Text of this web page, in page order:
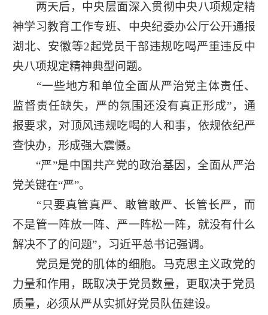
两天后，中央层面深入贯彻中央八项规定精
神学习教育工作专班、中央纪委办公厅公开通报
湖北、安徽等2起党员干部违规吃喝严重违反中
央八项规定精神典型问题。
“一些地方和单位全面从严治党主体责任、
监督责任缺失，严的氛围还没有真正形成”，通
报要求，对顶风违规吃喝的人和事，依规依纪严
查快办，形成强大震慑。
“严”是中国共产党的政治基因，全面从严治
党关键在“严”。
“只要真管真严、敢管敢严、长管长严，而
不是管一阵放一阵、严一阵松一阵，就没有什么
解决不了的问题”，习近平总书记强调。
党员是党的肌体的细胞。马克思主义政党的
力量和作用，既取决于党员数量，更取决于党员
质量，必须从严从实抓好党员队伍建设。